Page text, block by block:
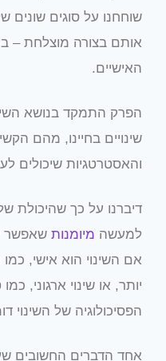
שוחחנו על סוגים שונים
אותם בצורה מוצלחת –
האישיים.
הפרק התמקד בנושא
שינויים בחיינו, מהם
והאסטרטגיות שיכולים
דיברנו על כך שהיכולת
למעשה מיומנות שאפשר
אם השינוי הוא אישי,
יותר, או שינוי ארגוני,
הפסיכולוגיה של השינוי
אחד הדברים החשובים